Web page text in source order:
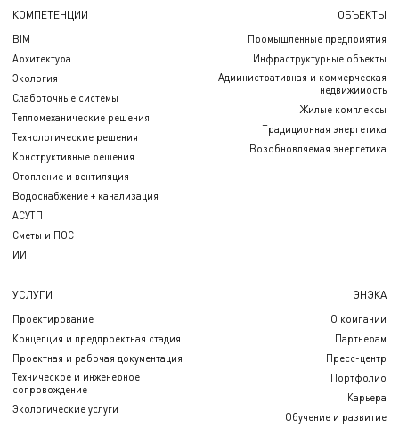
КОМПЕТЕНЦИИ
BIM
Архитектура
Экология
Слаботочные системы
Тепломеханические решения
Технологические решения
Конструктивные решения
Отопление и вентиляция
Водоснабжение + канализация
АСУТП
Сметы и ПОС
ИИ
ОБЪЕКТЫ
Промышленные предприятия
Инфраструктурные объекты
Административная и коммерческая
недвижимость
Жилые комплексы
Традиционная энергетика
Возобновляемая энергетика
УСЛУГИ
Проектирование
Концепция и предпроектная стадия
Проектная и рабочая документация
Техническое и инженерное
сопровождение
Экологические услуги
ЭНЭКА
О компании
Партнерам
Пресс-центр
Портфолио
Карьера
Обучение и развитие